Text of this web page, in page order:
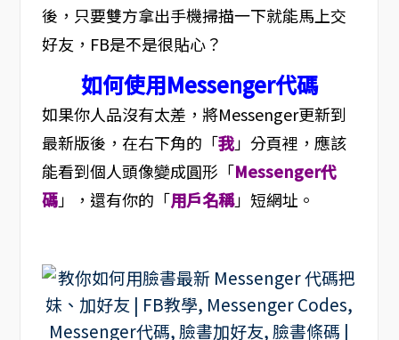
後，只要雙方拿出手機掃描一下就能馬上交
好友，FB是不是很貼心？
如何使用Messenger代碼
如果你人品沒有太差，將Messenger更新到
最新版後，在右下角的「我」分頁裡，應該
能看到個人頭像變成圓形「Messenger代
碼」，還有你的「用戶名稱」短網址。